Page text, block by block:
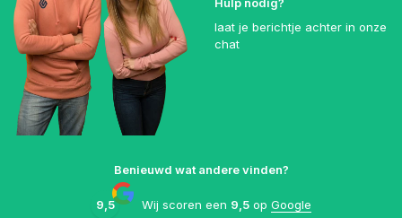
laat je berichtje achter in onze
chat
Benieuwd wat andere vinden?
9,5 Wij scoren een 9,5 op Google